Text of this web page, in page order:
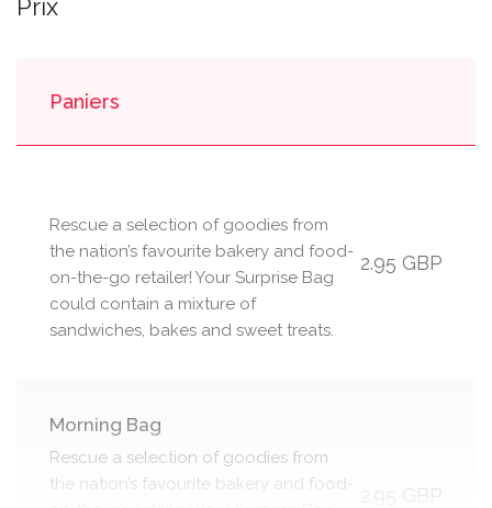
Prix
Paniers
Rescue a selection of goodies from
the nation’s favourite bakery and food-
on-the-go retailer! Your Surprise Bag
could contain a mixture of
sandwiches, bakes and sweet treats.
2.95 GBP
Morning Bag
Rescue a selection of goodies from
the nation’s favourite bakery and food-
2.95 GBP